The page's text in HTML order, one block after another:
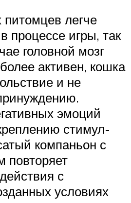
легче
процессе игры, так
головной мозг
активен, кошка
и не
эмоций
стимул-
компаньон с
повторяет
с
условиях